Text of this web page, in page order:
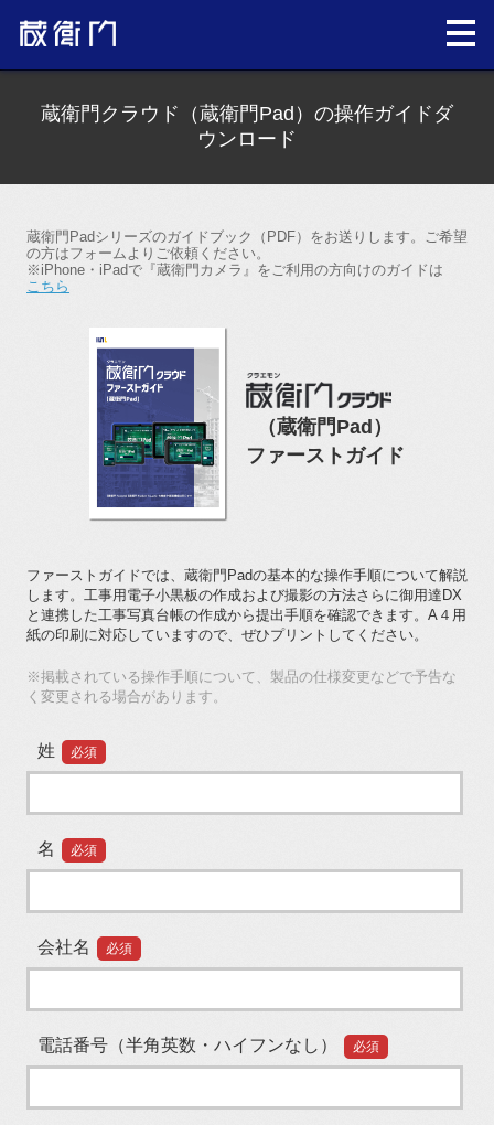
蔵衛門クラウド（蔵衛門Pad）の操作ガイドダ
ウンロード
蔵衛門Padシリーズのガイドブック（PDF）をお送りします。ご希望
の方はフォームよりご依頼ください。
※iPhone・iPadで『蔵衛門カメラ』をご利用の方向けのガイドは
こちら
（蔵衛門Pad）
ファーストガイド
ファーストガイドでは、蔵衛門Padの基本的な操作手順について解説
します。工事用電子小黒板の作成および撮影の方法さらに御用達DX
と連携した工事写真台帳の作成から提出手順を確認できます。A４用
紙の印刷に対応していますので、ぜひプリントしてください。
※掲載されている操作手順について、製品の仕様変更などで予告な
く変更される場合があります。
姓 必須
名 必須
会社名 必須
電話番号（半角英数・ハイフンなし） 必須